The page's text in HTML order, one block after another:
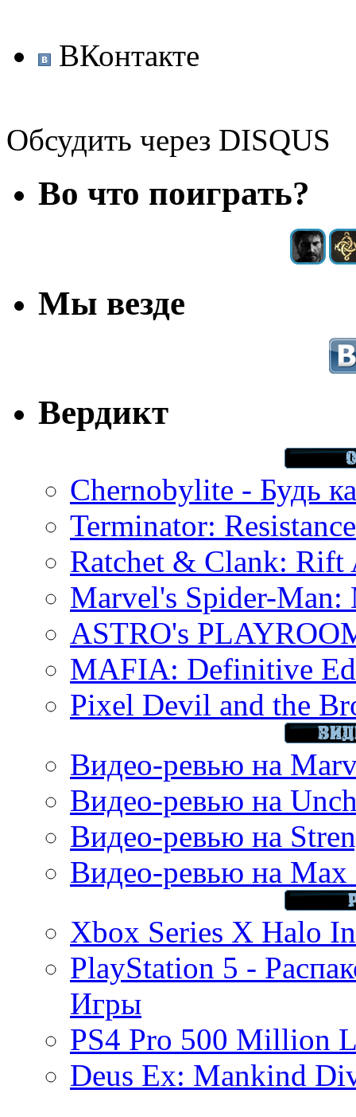
ВКонтакте
Обсудить через DISQUS
Во что поиграть?
Мы везде
Вердикт
Chernobylite - Будь
Terminator:
Ratchet & Clank: Rift
Marvel's Spider-Man:
ASTRO's
MAFIA: Definitive
Pixel Devil and the
Видео-ревью на
Видео-ревью на
Видео-ревью на
Видео-ревью на Max
Xbox Series X Halo
PlayStation 5 -
Игры
PS4 Pro 500 Million
Deus Ex: Mankind